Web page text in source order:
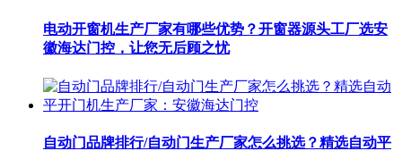
电动开窗机生产厂家有哪些优势？开窗器源头工厂选安
徽海达门控，让您无后顾之忧
自动门品牌排行/自动门生产厂家怎么挑选？精选自动平